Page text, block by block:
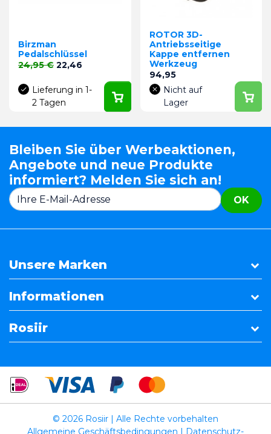
Birzman
Pedalschlüssel
Verkaufspreis
24,95 € Preis
22,46
Lieferung in 1-
2 Tagen
ROTOR 3D-
Antriebsseitige
Kappe entfernen
Werkzeug
Preis
94,95
Nicht auf
Lager
Bleiben Sie über Werbeaktionen,
Angebote und neue Produkte
informiert? Melden Sie sich an!
OK
Unsere Marken
Informationen
Rosiir
© 2026 Rosiir | Alle Rechte vorbehalten
Allgemeine Geschäftsbedingungen | Datenschutz-